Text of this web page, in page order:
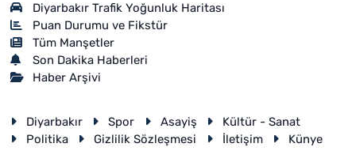
Diyarbakır Trafik Yoğunluk Haritası
Puan Durumu ve Fikstür
Tüm Manşetler
Son Dakika Haberleri
Haber Arşivi
Diyarbakır Spor Asayiş
Kültür - Sanat
Politika
Gizlilik Sözleşmesi İletişim Künye